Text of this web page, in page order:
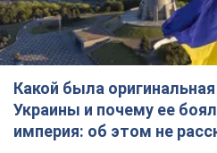
Какой была
Украины и почему ее
империя: об этом не